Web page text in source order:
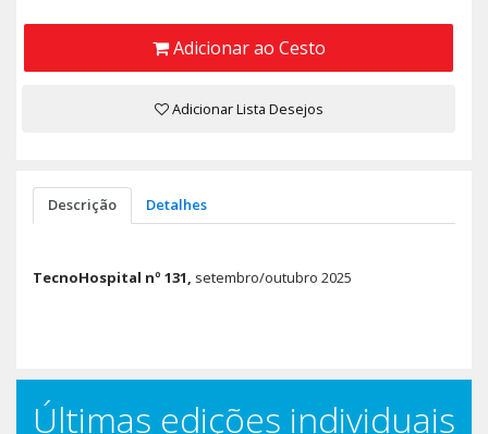
Adicionar ao Cesto
Adicionar Lista Desejos
Descrição Detalhes
TecnoHospital nº 131, setembro/outubro 2025
Últimas edições individuais